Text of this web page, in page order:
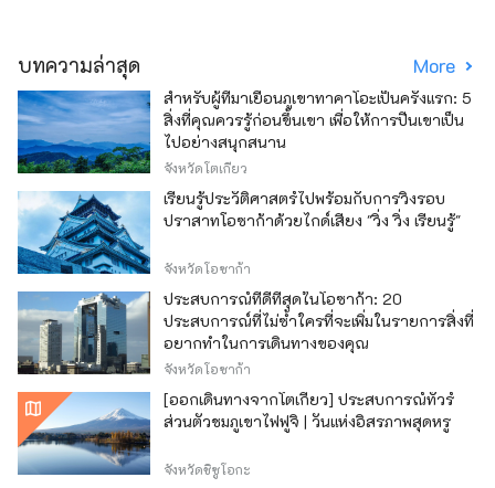
บทความล่าสุด More
สำหรับผู้ที่มาเยือนภูเขาทาคาโอะเป็นครั้งแรก: 5
สิ่งที่คุณควรรู้ก่อนขึ้นเขา เพื่อให้การปีนเขาเป็น
ไปอย่างสนุกสนาน
จังหวัดโตเกียว
เรียนรู้ประวัติศาสตร์ไปพร้อมกับการวิ่งรอบ
ปราสาทโอซาก้าด้วยไกด์เสียง "วิ่ง วิ่ง เรียนรู้"
จังหวัดโอซาก้า
ประสบการณ์ที่ดีที่สุดในโอซาก้า: 20
ประสบการณ์ที่ไม่ซ้ำใครที่จะเพิ่มในรายการสิ่งที่
อยากทำในการเดินทางของคุณ
จังหวัดโอซาก้า
[ออกเดินทางจากโตเกียว] ประสบการณ์ทัวร์
ส่วนตัวชมภูเขาไฟฟูจิ | วันแห่งอิสรภาพสุดหรู
จังหวัดชิซูโอกะ